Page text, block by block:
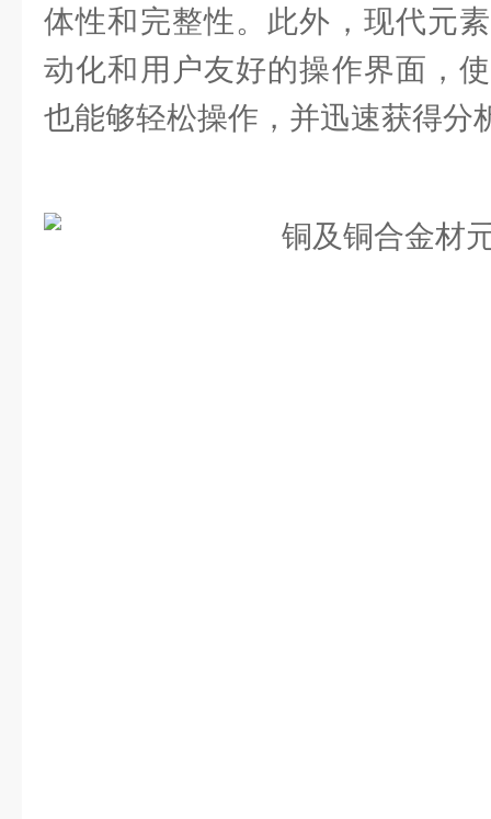
体性和完整性。此外，现代元
动化和用户友好的操作界面，
也能够轻松操作，并迅速获得分